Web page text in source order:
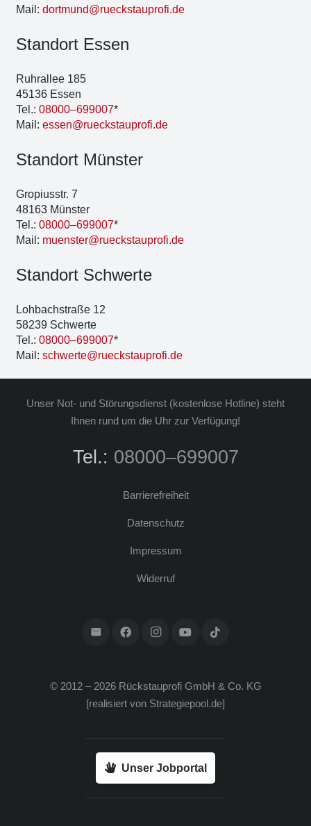
Mail: dortmund@rueckstauprofi.de
Stand­ort Essen
Ruhr­al­lee 185
45136 Essen
Tel.: 08000–699007*
Mail: essen@rueckstauprofi.de
Stand­ort Müns­ter
Gro­pi­us­str. 7
48163 Müns­ter
Tel.: 08000–699007*
Mail: muenster@rueckstauprofi.de
Stand­ort Schwer­te
Loh­bach­stra­ße 12
58239 Schwer­te
Tel.: 08000–699007*
Mail: schwerte@rueckstauprofi.de
Unser Not- und Stö­rungs­dienst (kos­ten­lo­se Hot­line) steht
Ihnen rund um die Uhr zur Ver­fü­gung!
Tel.: 08000–699007
Bar­rie­re­frei­heit
Daten­schutz
Impres­sum
Wider­ruf
© 2012 – 2026 Rück­stau­pro­fi GmbH & Co. KG
[rea­li­siert von Strategiepool.de]
Unser Jobportal